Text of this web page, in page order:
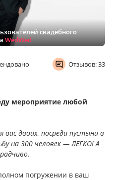
свадебного
WedWed
Отзывов: 33
мероприятие любой
вас двоих, посреди пустыни в
на 300 человек — ЛЕГКО! А
погружении в ваш